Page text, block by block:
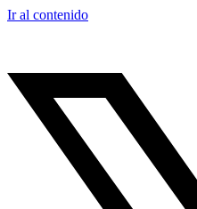
Ir al contenido